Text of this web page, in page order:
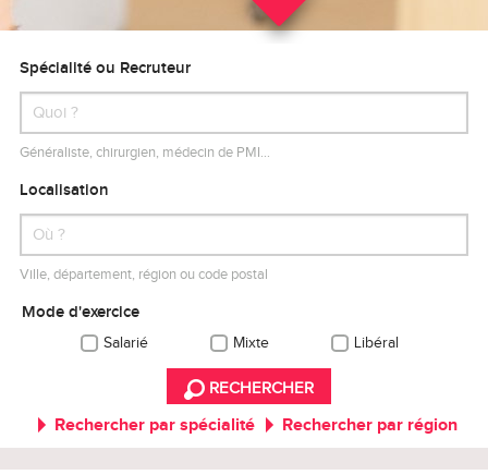
Spécialité ou Recruteur
Généraliste, chirurgien, médecin de PMI…
Localisation
Ville, département, région ou code postal
Mode d'exercice
Salarié Mixte Libéral
RECHERCHER
Rechercher par spécialité Rechercher par région